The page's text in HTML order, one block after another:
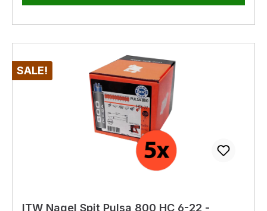
SALE!
ITW Nagel Spit Pulsa 800 HC 6-22 -